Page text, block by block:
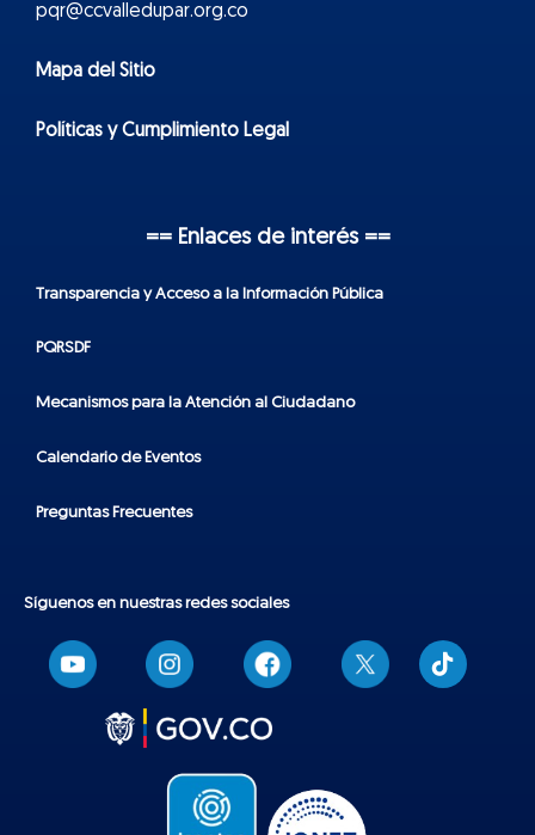
pqr@ccvalledupar.org.co
Mapa del Sitio
Políticas y Cumplimiento Legal
== Enlaces de interés ==
Transparencia y Acceso a la Información Pública
PQRSDF
Mecanismos para la Atención al Ciudadano
Calendario de Eventos
Preguntas Frecuentes
Síguenos en nuestras redes sociales
T
i
k